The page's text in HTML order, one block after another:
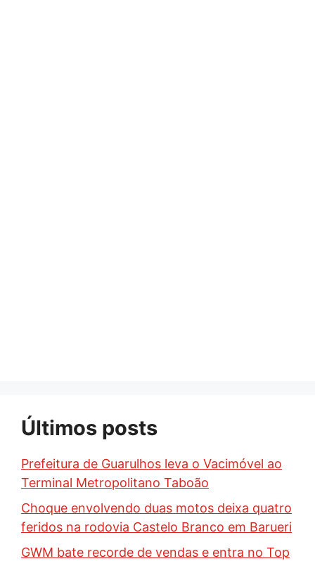
Últimos posts
Prefeitura de Guarulhos leva o Vacimóvel ao
Terminal Metropolitano Taboão
Choque envolvendo duas motos deixa quatro
feridos na rodovia Castelo Branco em Barueri
GWM bate recorde de vendas e entra no Top